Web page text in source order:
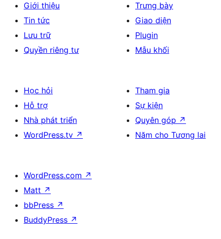
Giới thiệu
Tin tức
Lưu trữ
Quyền riêng tư
Trưng bày
Giao diện
Plugin
Mẫu khối
Học hỏi
Hỗ trợ
Nhà phát triển
WordPress.tv ↗
Tham gia
Sự kiện
Quyên góp ↗
Năm cho Tương lai
WordPress.com ↗
Matt ↗
bbPress ↗
BuddyPress ↗